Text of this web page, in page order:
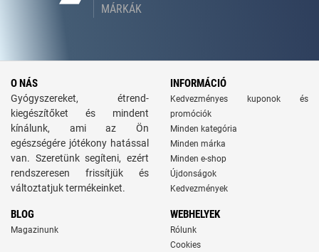
MÁRKÁK
O NÁS
Gyógyszereket, étrend-
kiegészítőket és mindent
kínálunk, ami az Ön
egészségére jótékony hatással
van. Szeretünk segíteni, ezért
rendszeresen frissítjük és
változtatjuk termékeinket.
INFORMÁCIÓ
Kedvezményes kuponok és
promóciók
Minden kategória
Minden márka
Minden e-shop
Újdonságok
Kedvezmények
BLOG
Magazinunk
WEBHELYEK
Rólunk
Cookies